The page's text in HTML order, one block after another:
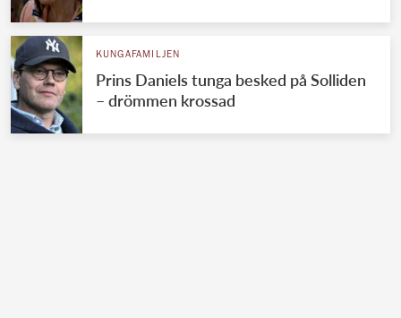
KUNGAFAMILJEN
Prins Daniels tunga besked på Solliden
– drömmen krossad